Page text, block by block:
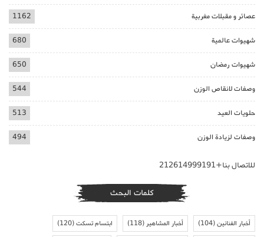
عصائر و مقبلات مغربية 1162
شهيوات عالمية 680
شهيوات رمضان 650
وصفات لانقاص الوزن 544
حلويات العيد 513
وصفات لزيادة الوزن 494
للاتصال بنا+212614999191
كلمات البحث
أخبار الفنانين(104) أخبار المشاهير(118) ابتسام تسكت(120)